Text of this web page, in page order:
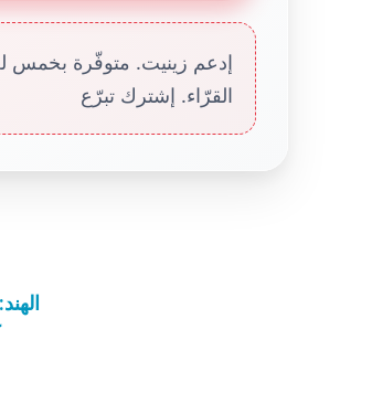
إدعم زينيت. متوفّرة بخمس
القرّاء. إشترك تبرّع